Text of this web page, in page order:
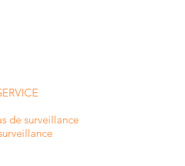
de surveillance